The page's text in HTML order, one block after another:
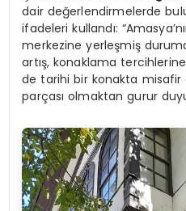
dair değerlendirmelerde
ifadeleri kullandı:
merkezine yerleşmiş
artış, konaklama
de tarihi bir konakta misafir
parçası olmaktan gurur